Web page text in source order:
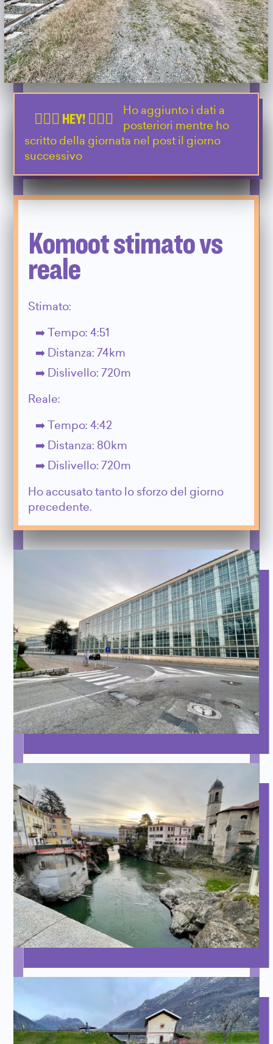
Ho aggiunto i dati a
posteriori mentre ho
scritto della giornata nel post il giorno
successivo
Komoot stimato vs
reale
Stimato:
Tempo: 4:51
Distanza: 74km
Dislivello: 720m
Reale:
Tempo: 4:42
Distanza: 80km
Dislivello: 720m
Ho accusato tanto lo sforzo del giorno
precedente.